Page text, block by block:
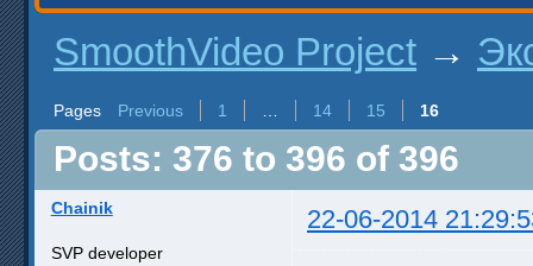
SmoothVideo Project →
Pages Previous 1 14 15 16
Posts: 376 to 396 of 396
Chainik 22-06-2014
SVP developer